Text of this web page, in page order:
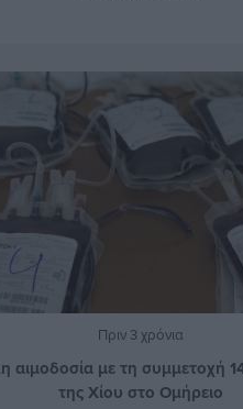
Πριν 3 χρόνια
αιμοδοσία με τη συμμετοχή
της Χίου στο Ομήρειο